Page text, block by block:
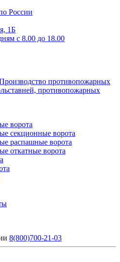
России
1Б
с 8.00 до 18.00
ворота
секционные ворота
распашные ворота
откатные ворота
8(800)700-21-03